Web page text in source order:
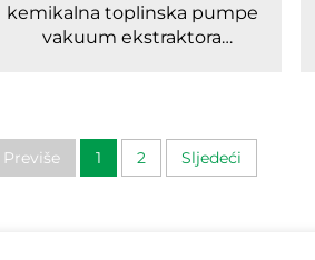
kemikalna toplinska pumpe
vakuum ekstraktora
Previše 1 2 Sljedeći